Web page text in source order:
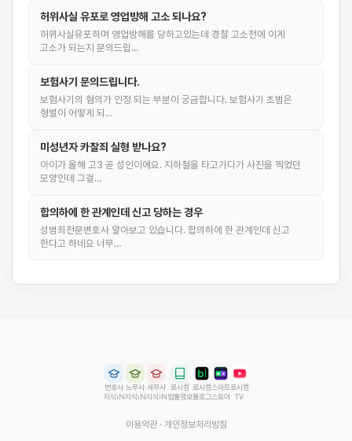
허위사실 유포로 영업방해 고소 되나요?
허위사실유포하며 영업방해를 당하고있는데 경찰 고소전에 이게
고소가 되는지 문의드립…
보험사기 문의드립니다.
보험사기의 혐의가 인정 되는 부분이 궁금합니다. 보험사기 초범은
형벌이 어떻게 되…
미성년자 카찰죄 실형 받나요?
아이가 올해 고3 곧 성인이에요. 지하철을 타고가다가 사진을 찍었던
모양인데 그걸…
합의하에 한 관계인데 신고 당하는 경우
성범죄전문변호사 알아보고 있습니다. 합의하에 한 관계인데 신고
한다고 하네요 너무…
변호사
지식iN
노무사
지식iN
세무사
지식iN
로시컴
법률정보
로시컴
블로그
스마트
스토어
로시컴
TV
이용약관· 개인정보처리방침